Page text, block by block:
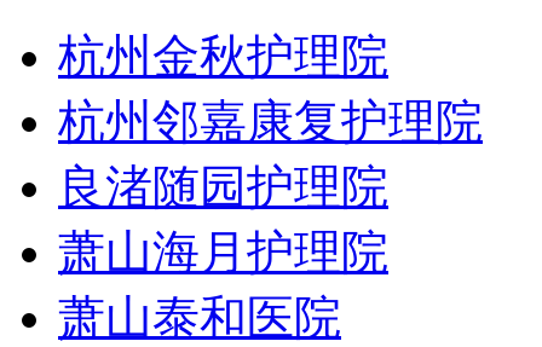
杭州金秋护理院
杭州邻嘉康复护理院
良渚随园护理院
萧山海月护理院
萧山泰和医院